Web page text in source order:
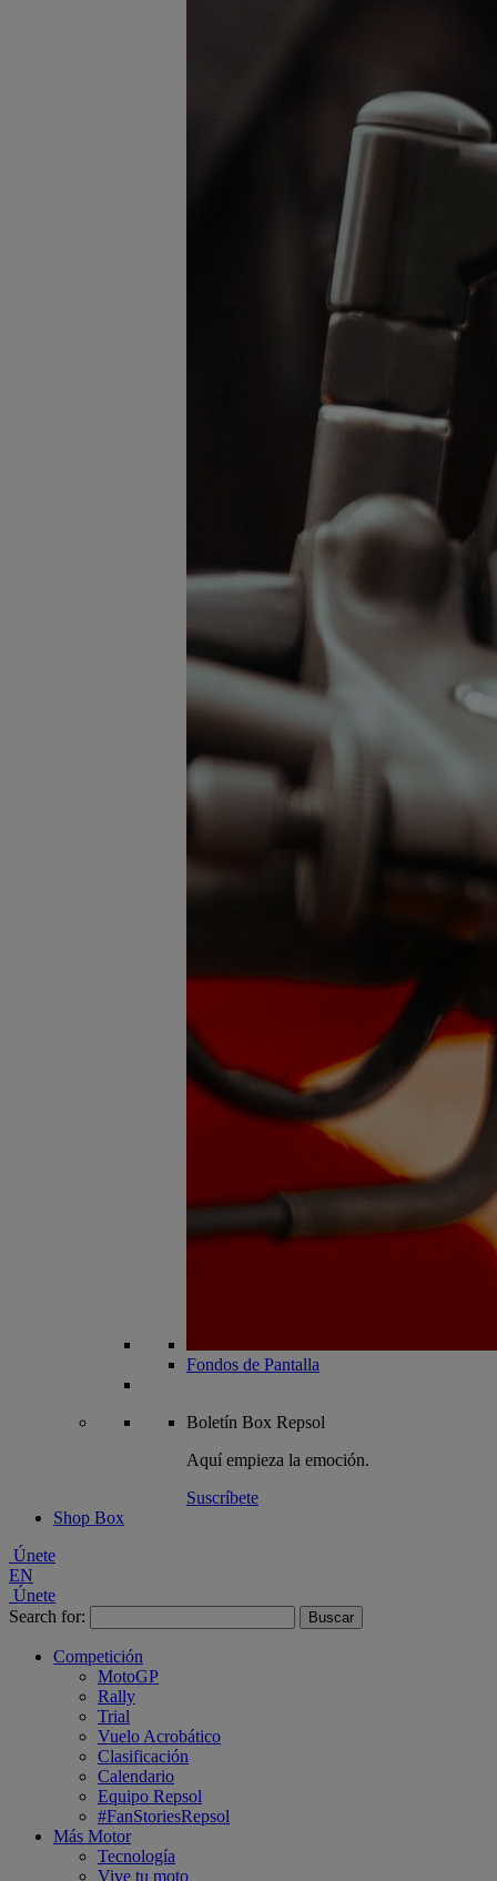
Fondos de Pantalla
Boletín Box Repsol
Aquí empieza la emoción.
Suscríbete
Shop Box
Únete
EN
Únete
Search for:
Competición
MotoGP
Rally
Trial
Vuelo Acrobático
Clasificación
Calendario
Equipo Repsol
#FanStoriesRepsol
Más Motor
Tecnología
Vive tu moto